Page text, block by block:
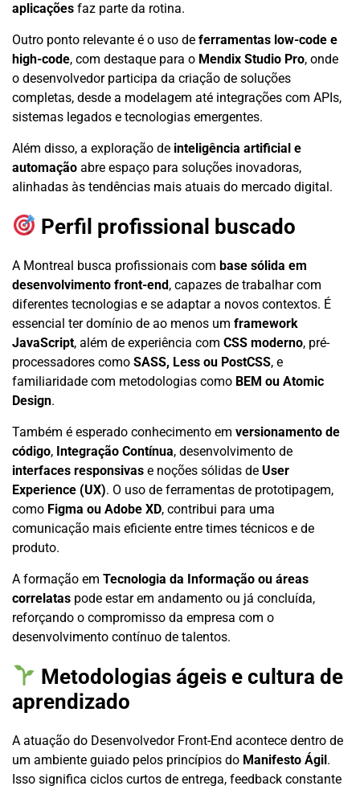
aplicações faz parte da rotina.
Outro ponto relevante é o uso de ferramentas low-code e
high-code, com destaque para o Mendix Studio Pro, onde
o desenvolvedor participa da criação de soluções
completas, desde a modelagem até integrações com APIs,
sistemas legados e tecnologias emergentes.
Além disso, a exploração de inteligência artificial e
automação abre espaço para soluções inovadoras,
alinhadas às tendências mais atuais do mercado digital.
Perfil profissional buscado
A Montreal busca profissionais com base sólida em
desenvolvimento front-end , capazes de trabalhar com
diferentes tecnologias e se adaptar a novos contextos. É
essencial ter domínio de ao menos um framework
JavaScript, além de experiência com CSS moderno, pré-
processadores como SASS, Less ou PostCSS, e
familiaridade com metodologias como BEM ou Atomic
Design.
Também é esperado conhecimento em versionamento de
código, Integração Contínua, desenvolvimento de
interfaces responsivas e noções sólidas de User
Experience (UX). O uso de ferramentas de prototipagem,
como Figma ou Adobe XD, contribui para uma
comunicação mais eficiente entre times técnicos e de
produto.
A formação em Tecnologia da Informação ou áreas
correlatas pode estar em andamento ou já concluída,
reforçando o compromisso da empresa com o
desenvolvimento contínuo de talentos.
Metodologias ágeis e cultura de
aprendizado
A atuação do Desenvolvedor Front-End acontece dentro de
um ambiente guiado pelos princípios do Manifesto Ágil .
Isso significa ciclos curtos de entrega, feedback constante